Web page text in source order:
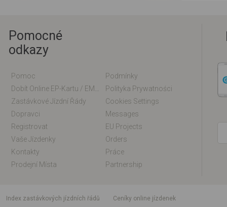
Pomocné
odkazy
Pomoc
Podmínky
Polityka Prywatności
Zastávkové Jízdní Řády
Cookies Settings
Dopravci
Messages
Registrovat
EU Projects
Vaše Jízdenky
Orders
Kontakty
Práce
Prodejní Místa
Partnership
index zastávkových jízdních řádů
Ceníky online jízdenek